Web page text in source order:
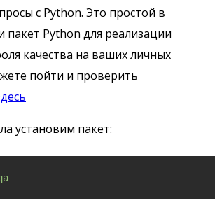
с Python. Это простой в
пакет Python для реализации
качества на ваших личных
пойти и проверить
установим пакет: